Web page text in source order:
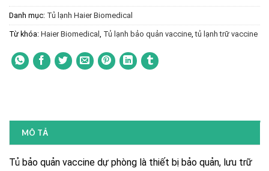
Danh mục: Tủ lạnh Haier Biomedical
Từ khóa: Haier Biomedical , Tủ lạnh bảo quản vaccine,tủ lạnh trữ vaccine
MÔ TẢ
Tủ bảo quản vaccine dự phòng là thiết bị bảo quản, lưu trữ